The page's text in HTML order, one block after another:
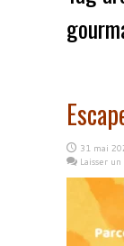
31 mai
Laisser